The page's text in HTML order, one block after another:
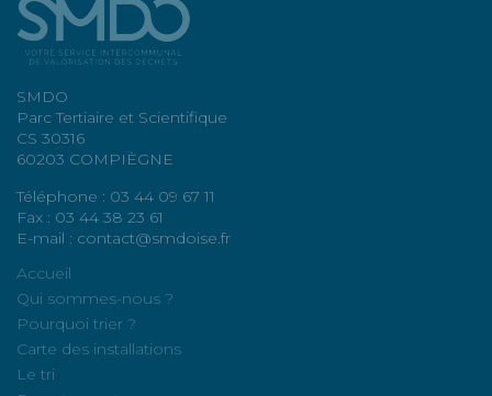
SMDO
Parc Tertiaire et Scientifique
CS 30316
60203 COMPIÈGNE
Téléphone : 03 44 09 67 11
Fax : 03 44 38 23 61
E-mail : contact@smdoise.fr
Accueil
Qui sommes-nous ?
Pourquoi trier ?
Carte des installations
Le tri